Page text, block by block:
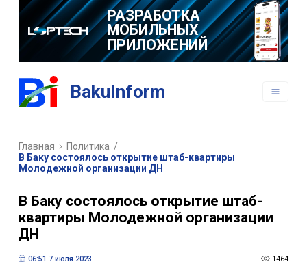
ПРИЛОЖЕНИЙ
BakuInform
Главная Политика /
В Баку состоялось открытие штаб-квартиры
Молодежной организации ДН
В Баку состоялось открытие штаб-
квартиры Молодежной организации
ДН
06:51 7 июля 2023 1464